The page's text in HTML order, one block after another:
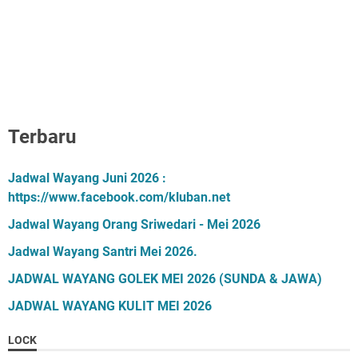
Terbaru
Jadwal Wayang Juni 2026 :
https://www.facebook.com/kluban.net
Jadwal Wayang Orang Sriwedari - Mei 2026
Jadwal Wayang Santri Mei 2026.
JADWAL WAYANG GOLEK MEI 2026 (SUNDA & JAWA)
JADWAL WAYANG KULIT MEI 2026
LOCK